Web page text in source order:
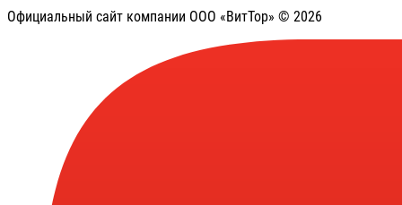
Официальный сайт компании ООО «ВитТор» © 2026